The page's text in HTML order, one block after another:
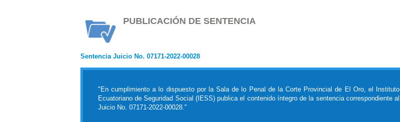
PUBLICACIÓN DE SENTENCIA
Sentencia Juicio No. 07171-2022-00028
"En cumplimiento a lo dispuesto por la Sala de lo Penal de la Corte Provincial de El Oro, el Instituto
Ecuatoriano de Seguridad Social (IESS) publica el contenido íntegro de la sentencia correspondiente al
Juicio No. 07171-2022-00028."